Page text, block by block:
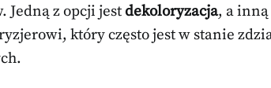
Jedną z opcji jestdekoloryzacja, a inną
który często jest w stanie